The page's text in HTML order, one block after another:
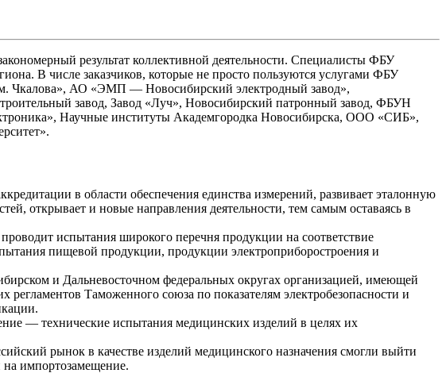
результат коллективной деятельности. Специалисты ФБУ
В числе заказчиков, которые не просто пользуются услугами ФБУ
Чкалова», АО «ЭМП — Новосибирский электродный завод»,
завод, Завод «Луч», Новосибирский патронный завод, ФБУН
Научные институты Академгородка Новосибирска, ООО «СИБ»,
в области обеспечения единства измерений, развивает эталонную
открывает и новые направления деятельности, тем самым оставаясь в
испытания широкого перечня продукции на соответствие
пищевой продукции, продукции электроприборостроения и
и Дальневосточном федеральных округах организацией, имеющей
Таможенного союза по показателям электробезопасности и
— технические испытания медицинских изделий в целях их
рынок в качестве изделий медицинского назначения смогли выйти
на импортозамещение.